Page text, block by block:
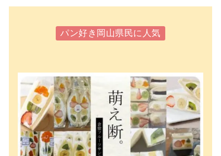
パン好き岡山県民に人気